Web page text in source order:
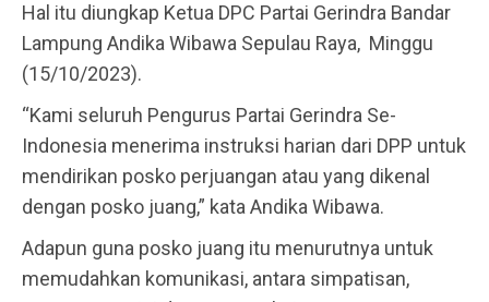
Hal itu diungkap Ketua DPC Partai Gerindra Bandar
Lampung Andika Wibawa Sepulau Raya, Minggu
(15/10/2023).
“Kami seluruh Pengurus Partai Gerindra Se-
Indonesia menerima instruksi harian dari DPP untuk
mendirikan posko perjuangan atau yang dikenal
dengan posko juang,” kata Andika Wibawa.
Adapun guna posko juang itu menurutnya untuk
memudahkan komunikasi, antara simpatisan,